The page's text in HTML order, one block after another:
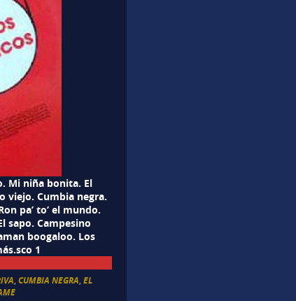
Mi niña bonita. El
viejo. Cumbia negra.
pa’ to’ el mundo.
sapo. Campesino
boogaloo. Los
1
,CUMBIA NEGRA ,EL